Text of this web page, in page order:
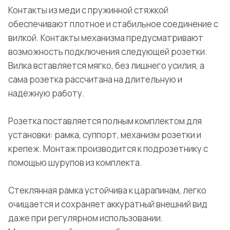
Контакты из меди с пружинной стяжкой
обеспечивают плотное и стабильное соединение с
вилкой. Контакты механизма предусматривают
возможность подключения следующей розетки.
Вилка вставляется мягко, без лишнего усилия, а
сама розетка рассчитана на длительную и
надежную работу.
Розетка поставляется полным комплектом для
установки: рамка, суппорт, механизм розетки и
крепеж. Монтаж производится к подрозетнику с
помощью шурупов из комплекта.
Стеклянная рамка устойчива к царапинам, легко
очищается и сохраняет аккуратный внешний вид
даже при регулярном использовании.